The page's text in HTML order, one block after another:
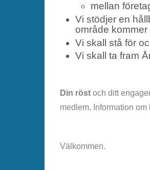
mellan
Vi stödjer en
område
Vi skall stå för
Vi skall ta fram
Din röst och ditt
medlem. Information
Välkommen.